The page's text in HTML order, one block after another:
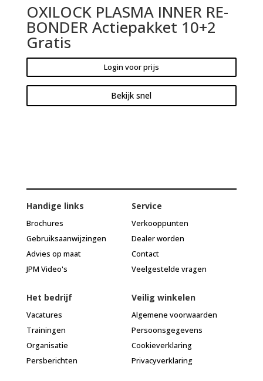
OXILOCK PLASMA INNER RE-
BONDER Actiepakket 10+2
Gratis
Login voor prijs
Bekijk snel
Handige links
Brochures
Gebruiksaanwijzingen
Advies op maat
JPM Video's
Service
Verkooppunten
Dealer worden
Contact
Veelgestelde vragen
Het bedrijf
Vacatures
Trainingen
Organisatie
Persberichten
Veilig winkelen
Algemene voorwaarden
Persoonsgegevens
Cookieverklaring
Privacyverklaring